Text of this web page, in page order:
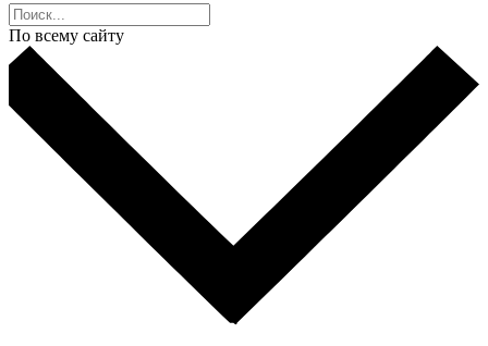
По всему сайту